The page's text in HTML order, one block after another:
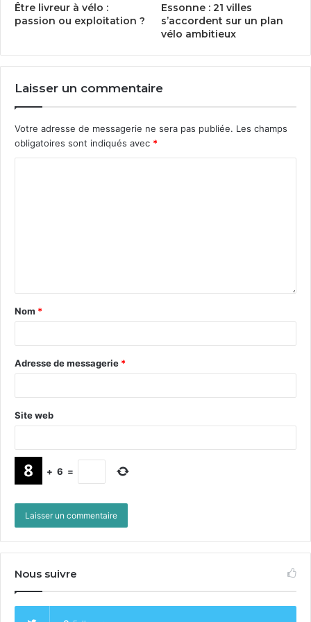
Être livreur à vélo :
passion ou exploitation ?
Essonne : 21 villes
s’accordent sur un plan
vélo ambitieux
Laisser un commentaire
Votre adresse de messagerie ne sera pas publiée. Les champs
obligatoires sont indiqués avec *
Nom *
Adresse de messagerie *
Site web
+ 6 =
Nous suivre